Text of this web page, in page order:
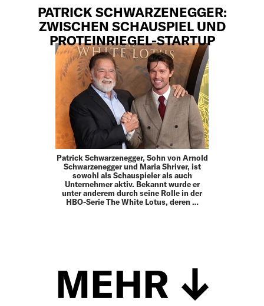
PATRICK SCHWARZENEGGER:
ZWISCHEN SCHAUSPIEL UND
PROTEINRIEGEL-STARTUP
Patrick Schwarzenegger, Sohn von Arnold
Schwarzenegger und Maria Shriver, ist
sowohl als Schauspieler als auch
Unternehmer aktiv. Bekannt wurde er
unter anderem durch seine Rolle in der
HBO-Serie The White Lotus, deren …
MEHR